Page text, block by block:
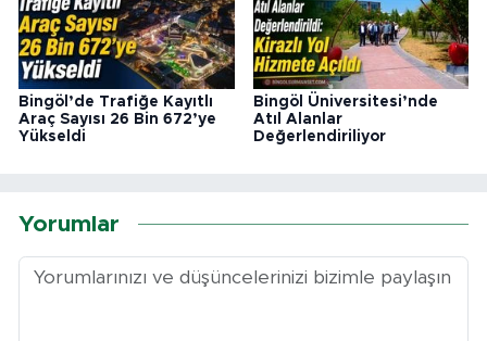
Bingöl’de Trafiğe Kayıtlı
Araç Sayısı 26 Bin 672’ye
Yükseldi
Bingöl Üniversitesi’nde
Atıl Alanlar
Değerlendiriliyor
Yorumlar